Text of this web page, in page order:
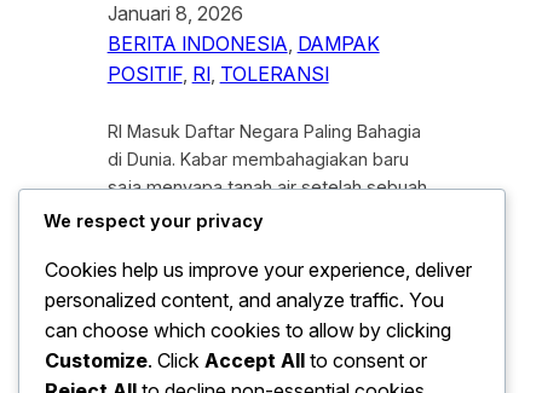
Januari 8, 2026
BERITA INDONESIA, DAMPAK
POSITIF, RI, TOLERANSI
RI Masuk Daftar Negara Paling Bahagia
di Dunia. Kabar membahagiakan baru
saja menyapa tanah air setelah sebuah
lembaga riset internasional merilis
kesejahteraan global. Dalam laporan
tersebut, Indonesia secara
mengejutkan masuk ke dalam daftar
negara paling bahagia di dunia pada
tahun 2026. Pencapaian ini tentu
We respect your privacy
Cookies help us improve your experience, deliver
personalized content, and analyze traffic. You
can choose which cookies to allow by clicking
Customize. Click Accept All to consent or